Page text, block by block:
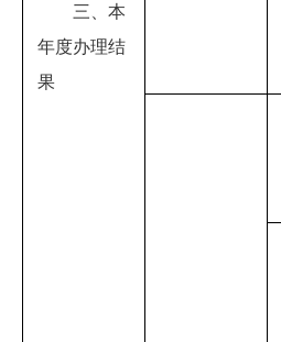
三、本
年度办理结
果